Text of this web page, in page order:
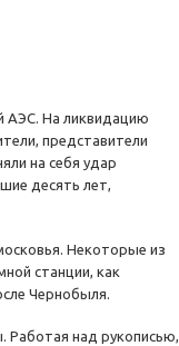
АЭС. На ликвидацию
представители
на себя удар
десять лет,
Некоторые из
станции, как
Чернобыля.
Работая над рукописью,